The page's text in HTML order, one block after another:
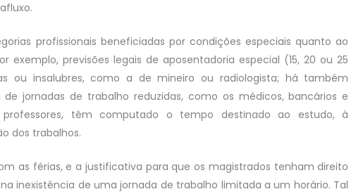
profissionais beneficiadas por condições especiais quanto ao
exemplo, previsões legais de aposentadoria especial (15, 20 ou 25
ou insalubres, como a de mineiro ou radiologista; há também
jornadas de trabalho reduzidas, como os médicos, bancários e
têm computado o tempo destinado ao estudo, à
dos trabalhos.
as férias, e a justificativa para que os magistrados tenham direito
inexistência de uma jornada de trabalho limitada a um horário. Tal